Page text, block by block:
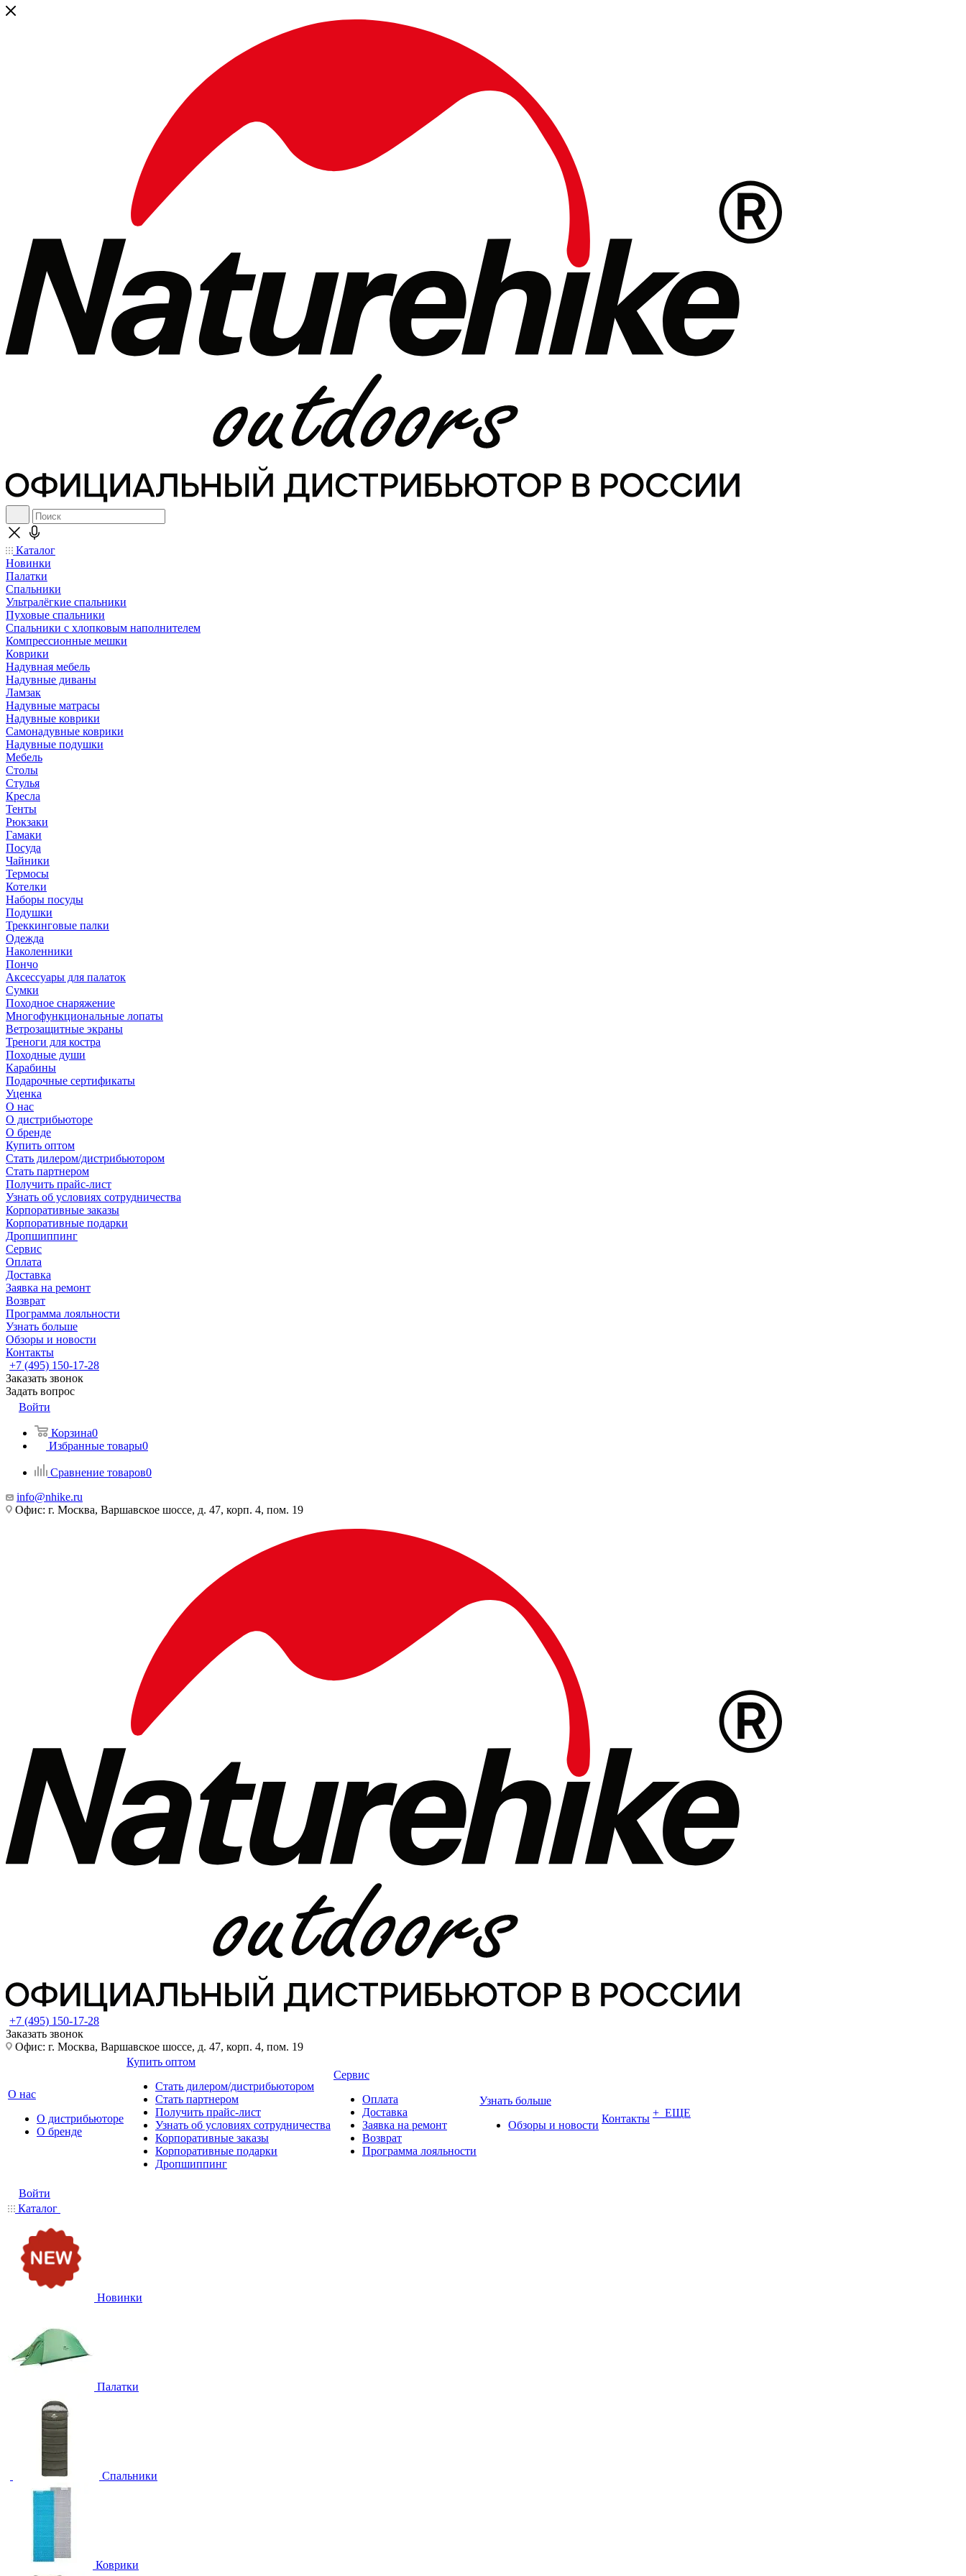
Каталог
Новинки
Палатки
Спальники
Ультралёгкие спальники
Пуховые спальники
Спальники с хлопковым наполнителем
Компрессионные мешки
Коврики
Надувная мебель
Надувные диваны
Ламзак
Надувные матрасы
Надувные коврики
Самонадувные коврики
Надувные подушки
Мебель
Столы
Стулья
Кресла
Тенты
Рюкзаки
Гамаки
Посуда
Чайники
Термосы
Котелки
Наборы посуды
Подушки
Треккинговые палки
Одежда
Наколенники
Пончо
Аксессуары для палаток
Сумки
Походное снаряжение
Многофункциональные лопаты
Ветрозащитные экраны
Треноги для костра
Походные души
Карабины
Подарочные сертификаты
Уценка
О нас
О дистрибьюторе
О бренде
Купить оптом
Стать дилером/дистрибьютором
Стать партнером
Получить прайс-лист
Узнать об условиях сотрудничества
Корпоративные заказы
Корпоративные подарки
Дропшиппинг
Сервис
Оплата
Доставка
Заявка на ремонт
Возврат
Программа лояльности
Узнать больше
Обзоры и новости
Контакты
+7 (495) 150-17-28
Заказать звонок
Задать вопрос
Войти
Корзина0
Избранные товары0
Сравнение товаров0
info@nhike.ru
Офис: г. Москва, Варшавское шоссе, д. 47, корп. 4, пом. 19
+7 (495) 150-17-28
Заказать звонок
Офис: г. Москва, Варшавское шоссе, д. 47, корп. 4, пом. 19
О нас
О дистрибьюторе
О бренде
Купить оптом
Стать дилером/дистрибьютором
Стать партнером
Получить прайс-лист
Узнать об условиях сотрудничества
Корпоративные заказы
Корпоративные подарки
Дропшиппинг
Сервис
Оплата
Доставка
Заявка на ремонт
Возврат
Программа лояльности
Узнать больше
Обзоры и новости
Контакты + ЕЩЕ
Войти
Каталог
Новинки
Палатки
Спальники
Коврики